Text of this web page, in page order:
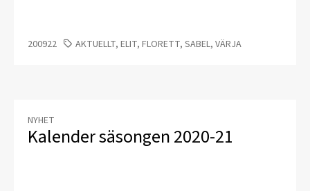
200922 AKTUELLT, ELIT, FLORETT, SABEL, VÄRJA
NYHET
Kalender säsongen 2020-21